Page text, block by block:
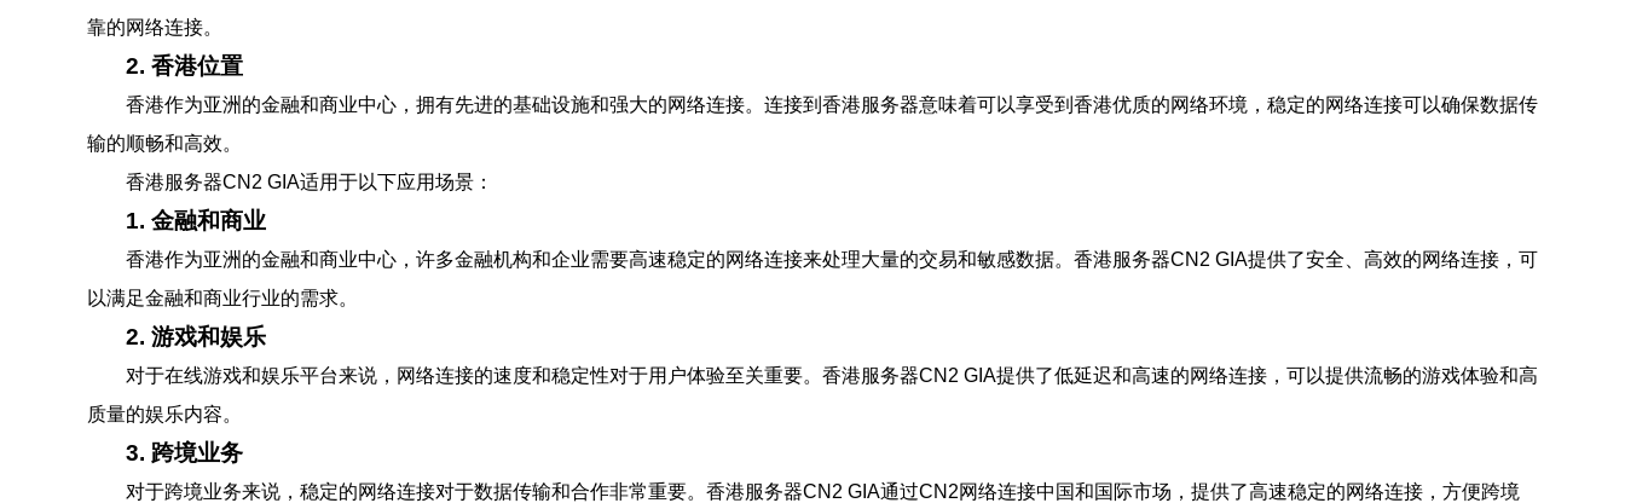
靠的网络连接。
2. 香港位置
香港作为亚洲的金融和商业中心，拥有先进的基础设施和强大的网络连接。连接到香港服务器意味着可以享受到香港优质的网络环境，稳定的网络连接可以确保数据传
输的顺畅和高效。
香港服务器CN2 GIA适用于以下应用场景：
1. 金融和商业
香港作为亚洲的金融和商业中心，许多金融机构和企业需要高速稳定的网络连接来处理大量的交易和敏感数据。香港服务器CN2 GIA提供了安全、高效的网络连接，可
以满足金融和商业行业的需求。
2. 游戏和娱乐
对于在线游戏和娱乐平台来说，网络连接的速度和稳定性对于用户体验至关重要。香港服务器CN2 GIA提供了低延迟和高速的网络连接，可以提供流畅的游戏体验和高
质量的娱乐内容。
3. 跨境业务
对于跨境业务来说，稳定的网络连接对于数据传输和合作非常重要。香港服务器CN2 GIA通过CN2网络连接中国和国际市场，提供了高速稳定的网络连接，方便跨境